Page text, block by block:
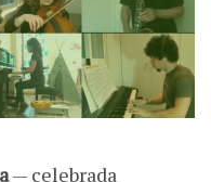
— celebrada